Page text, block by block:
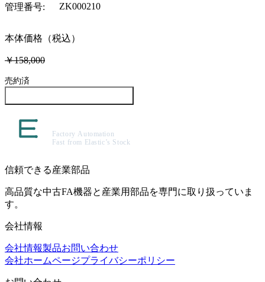
管理番号: ZK000210
本体価格（税込）
￥158,000
売約済
信頼できる産業部品
高品質な中古FA機器と産業用部品を専門に取り扱っていま
す。
会社情報
会社情報製品お問い合わせ
会社ホームページプライバシーポリシー